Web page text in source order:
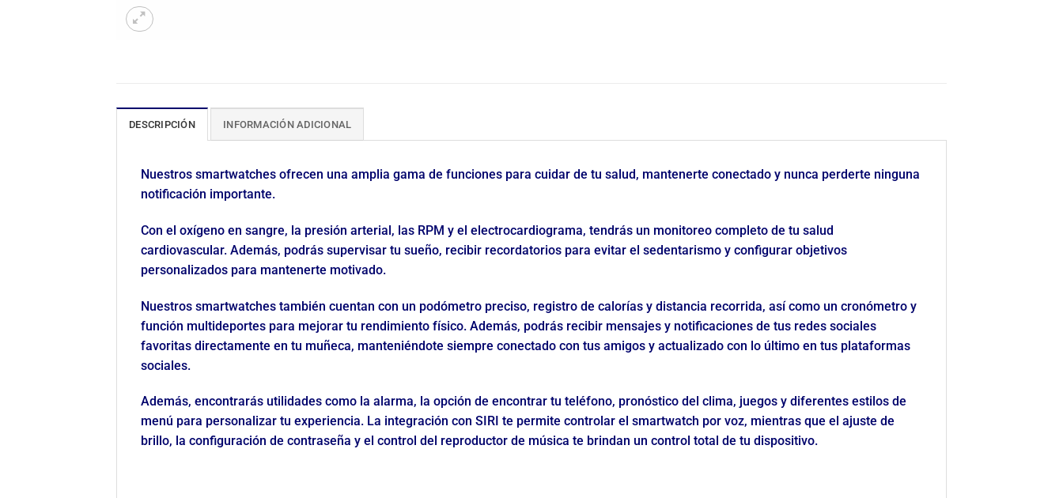
DESCRIPCIÓN INFORMACIÓN ADICIONAL
Nuestros smartwatches ofrecen una amplia gama de funciones para cuidar de tu salud, mantenerte conectado y nunca perderte ninguna
notificación importante.
Con el oxígeno en sangre, la presión arterial, las RPM y el electrocardiograma, tendrás un monitoreo completo de tu salud
cardiovascular. Además, podrás supervisar tu sueño, recibir recordatorios para evitar el sedentarismo y configurar objetivos
personalizados para mantenerte motivado.
Nuestros smartwatches también cuentan con un podómetro preciso, registro de calorías y distancia recorrida, así como un cronómetro y
función multideportes para mejorar tu rendimiento físico. Además, podrás recibir mensajes y notificaciones de tus redes sociales
favoritas directamente en tu muñeca, manteniéndote siempre conectado con tus amigos y actualizado con lo último en tus plataformas
sociales.
Además, encontrarás utilidades como la alarma, la opción de encontrar tu teléfono, pronóstico del clima, juegos y diferentes estilos de
menú para personalizar tu experiencia. La integración con SIRI te permite controlar el smartwatch por voz, mientras que el ajuste de
brillo, la configuración de contraseña y el control del reproductor de música te brindan un control total de tu dispositivo.